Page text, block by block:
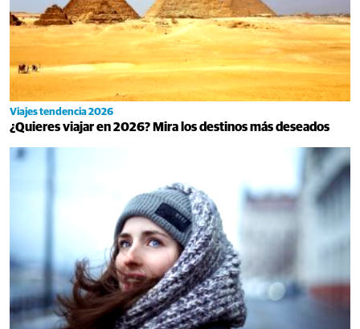
Viajes tendencia 2026
¿Quieres viajar en 2026? Mira los destinos más deseados